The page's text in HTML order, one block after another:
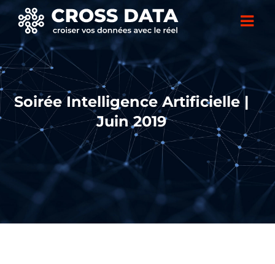
Soirée Intelligence Artificielle |
Juin 2019